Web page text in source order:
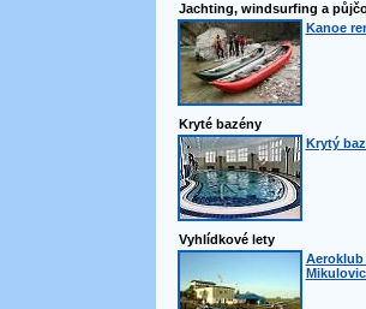
Jachting, windsurfing a
Kanoe
Kryté bazény
Krytý
Vyhlídkové lety
Aeroklub